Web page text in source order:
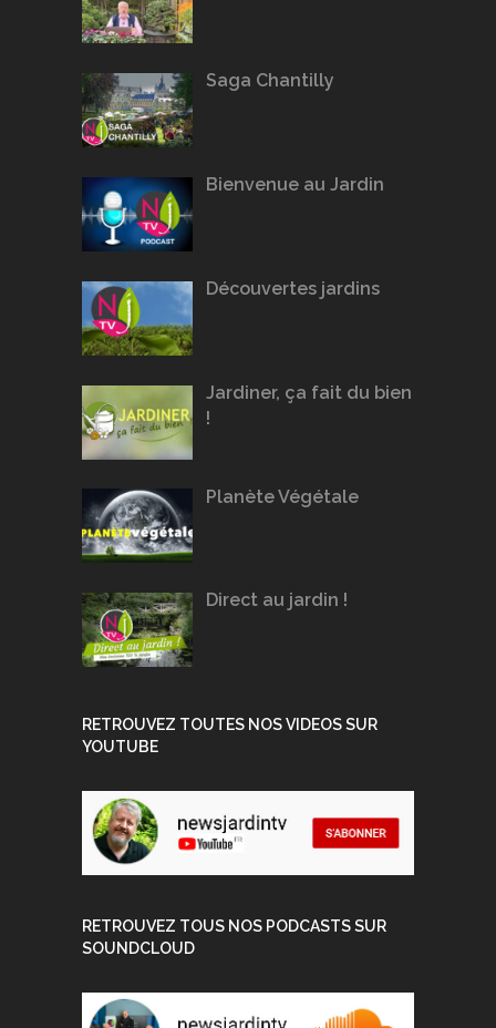
Saga Chantilly
Bienvenue au Jardin
Découvertes jardins
Jardiner, ça fait du bien
!
Planète Végétale
Direct au jardin !
RETROUVEZ TOUTES NOS VIDEOS SUR
YOUTUBE
RETROUVEZ TOUS NOS PODCASTS SUR
SOUNDCLOUD